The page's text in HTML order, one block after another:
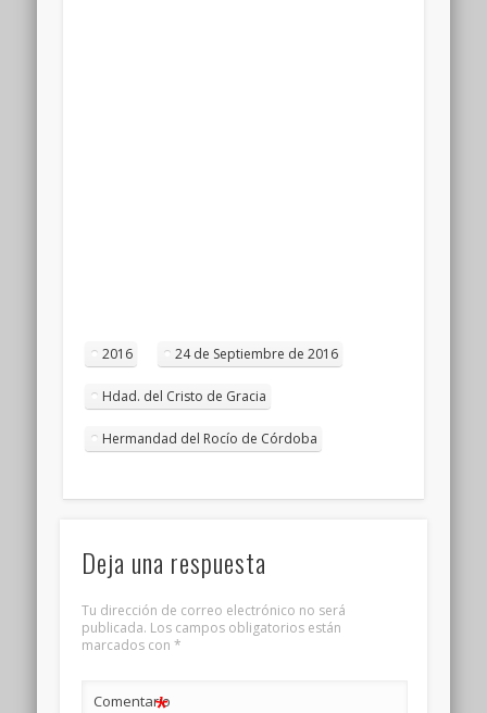
2016 24 de Septiembre de 2016
Hdad. del Cristo de Gracia
Hermandad del Rocío de Córdoba
Deja una respuesta
Tu dirección de correo electrónico no será
publicada. Los campos obligatorios están
marcados con *
Comentario